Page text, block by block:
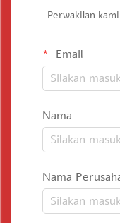
Perwakilan
Email
Nama
Nama